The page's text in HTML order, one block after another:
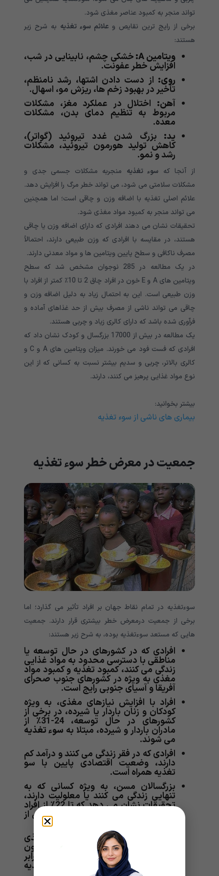
تواند منجر به کمبود عناصر مغذی شود.
برخی از رایج ترین نقایص و علائم سوء تغذیه به شرح زیر
هستند:
ویتامینA
:خشکی چشم، نابینایی در شب،
افزایش خطر عفونت.
روی: از دست دادن اشتها، رشد نامنظم،
تأخیر در بهبود زخم ها، ریزش مو، اسهال.
آهن: اختلال در عملکرد مغز، مشکلات
مربوط به تنظیم دمای بدن، مشکلات
معده.
ید: بزرگ شدن غدد تیروئید (گواتر)،
کاهش تولید هورمون تیروئید، مشکلات
رشد و نمو.
از آنجا که سوء تغذیه منجربه مشکلات جسمی جدی و
مشکلات سلامتی می شود، می تواند خطر مرگ را افزایش دهد.
علائم اصلی تغذیه با اضافه وزن و چاقی است؛ اما همچنین
می تواند منجر به کمبود مواد مغذی شود.
تحقیقات نشان می دهند افرادی که دارای اضافه وزن یا چاقی
هستند، در مقایسه با افرادی که وزن طبیعی دارند، احتمالاً
مصرف ناکافی و سطح پایین ویتامین ها و مواد معدنی دارند.
در یک مطالعه در 285 نوجوان مشخص شد که سطح
ویتامین های A و E خون در افراد چاق 2 تا 10٪ کمتر از افراد با
وزن طبیعی است. این به احتمال زیاد به دلیل اضافه وزن و
چاقی می تواند ناشی از مصرف بیش از حد غذاهای آماده و
فرآوری شده باشد که دارای کالری زیاد و چربی هستند.
یک مطالعه در بیش از 17000 بزرگسال و کودک نشان داد که
افرادی که فست فود می خورند. میزان ویتامین های A و C و
کالری بالاتر، چربی و سدیم بیشتر نسبت به کسانی که از این
نوع مواد غذایی پرهیز می کنند، دارند.
بیشتر بخوانید:
بیماری های ناشی از سوء تغذیه
جمعیت در معرض خطر سوء تغذیه
سوءتغذیه در تمام نقاط جهان بر افراد تأثیر می گذارد؛ اما
برخی از جمعیت درمعرض خطر بیشتری قرار دارند. جمعیت
هایی که مستعد سوءتغذیه بوده، به شرح زیر هستند:
افرادی که در کشورهای در حال توسعه یا
مناطقی با دسترسی محدود به مواد غذایی
زندگی می کنند، کمبود تغذیه و کمبود مواد
مغذی به ویژه در کشورهای جنوب صحرای
آفریقا و آسیای جنوبی رایج است.
افراد با افزایش نیازهای مغذی، به ویژه
کودکان و زنان باردار یا شیرده، در برخی از
کشورهای در حال توسعه، 24-31٪ از
مادران باردار و شیرده، مبتلا به سوء تغذیه
می شوند.
افرادی که در فقر زندگی می کنند و درآمد کم
دارند، وضعیت اقتصادی پایین با سو
تغذیه همراه است.
بزرگسالان مسن، به ویژه کسانی که به
تنهایی زندگی می کنند یا معلولیت دارند،
تحقیقات نشان می دهد که تا 22٪ از افراد
مسن بزرگ دچار تغذیه می شوند و بیش از
افرادی که مشکلاتی در جذب مواد مغذی
تأثیر می گذارد، افراد مبتلا به بیماری کرون
یا کولیت اولسراتیو ممکن است چهار برابر
بیشتر از افراد بدون این شرایط سوءتغذیه